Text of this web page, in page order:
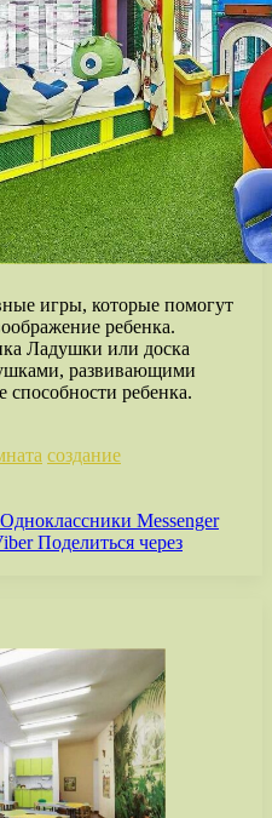
игры, которые помогут
ребенка.
Ладушки или доска
развивающими
способности ребенка.
создание
Одноклассники Messenger
Поделиться через